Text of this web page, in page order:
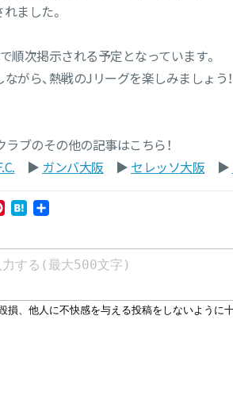
ました。
順次掲示される予定となっています。
がら、熱戦のJリーグを楽しみましょう！
ブのその他の記事はこちら！
▶︎ ガンバ大阪 ▶︎ セレッソ大阪 ▶︎
Pinterest
Hatena